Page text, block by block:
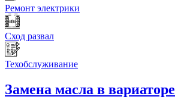
Ремонт электрики
Сход развал
Техобслуживание
Замена масла в вариаторе